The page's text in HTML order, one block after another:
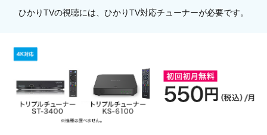
ひかりTVの視聴には、ひかりTV対応チューナーが必要です。